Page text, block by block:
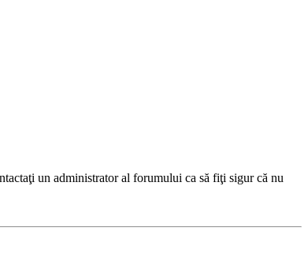
un administrator al forumului ca să fiţi sigur că nu